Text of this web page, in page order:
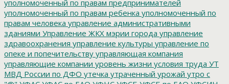
уполномоченный по правам предпринимателей
уполномоченный по правам ребенка уполномоченный по
правам человека управление административными
зданиями Управление ЖКХ мэрии города управление
здравоохранения управление культуры управление по
опеке и попечительству управляющая компания
управляющие компании уровень жизни условия труда УТ
МВД России по ДФО утечка утраченный урожай утро с